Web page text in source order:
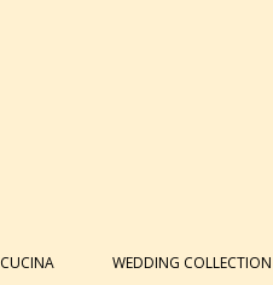
CUCINA WEDDING COLLECTION